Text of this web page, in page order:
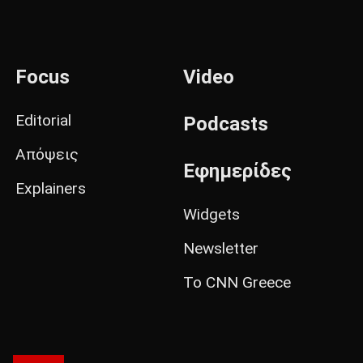
Focus
Editorial
Απόψεις
Explainers
Video
Podcasts
Εφημερίδες
Widgets
Newsletter
Το CNN Greece